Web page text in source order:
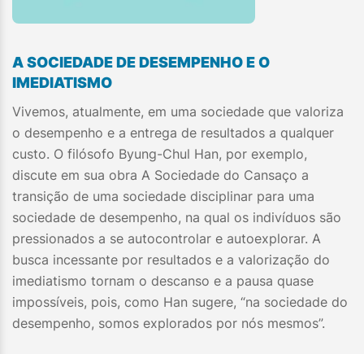
A SOCIEDADE DE DESEMPENHO E O
IMEDIATISMO
Vivemos, atualmente, em uma sociedade que valoriza
o desempenho e a entrega de resultados a qualquer
custo. O filósofo Byung-Chul Han, por exemplo,
discute em sua obra A Sociedade do Cansaço a
transição de uma sociedade disciplinar para uma
sociedade de desempenho, na qual os indivíduos são
pressionados a se autocontrolar e autoexplorar. A
busca incessante por resultados e a valorização do
imediatismo tornam o descanso e a pausa quase
impossíveis, pois, como Han sugere, “na sociedade do
desempenho, somos explorados por nós mesmos”.